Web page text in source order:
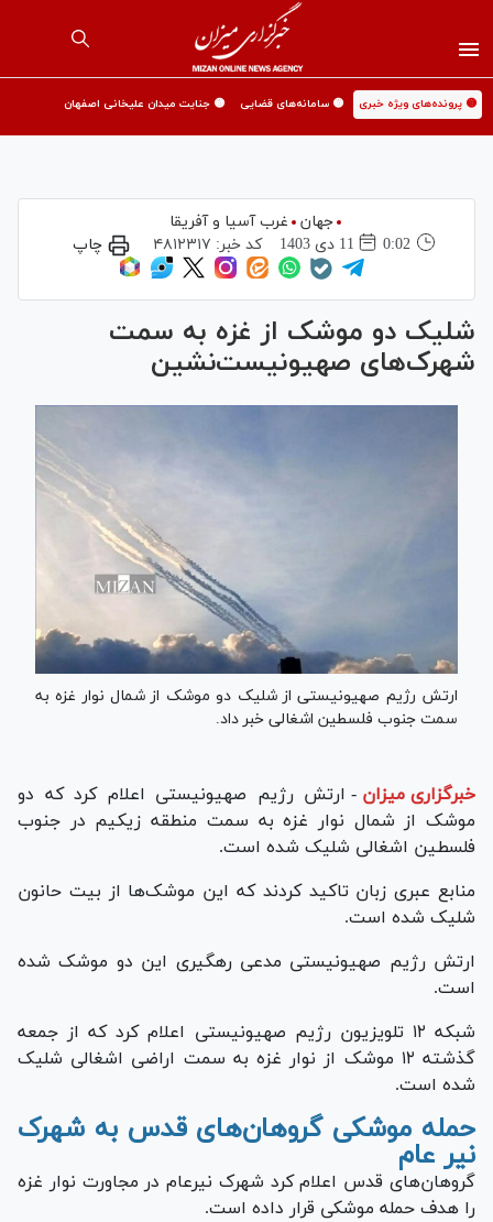
🟡 پرونده‌های ویژه خبری 🟡 سامانه‌های قضایی 🟡 جنایت میدان علیخانی اصفهان
جهان
غرب آسیا و آفریقا
0:02
11 دی 1403 کد خبر: ۴۸۱۲۳۱۷ چاپ
شلیک دو موشک از غزه به سمت
شهرک‌های صهیونیست‌نشین
ارتش رژیم صهیونیستی از شلیک دو موشک از شمال نوار غزه به
سمت جنوب فلسطین اشغالی خبر داد.
خبرگزاری میزان - ارتش رژیم صهیونیستی اعلام کرد که دو
موشک از شمال نوار غزه به سمت منطقه زیکیم در جنوب
فلسطین اشغالی شلیک شده است.
منابع عبری زبان تاکید کردند که این موشک‌ها از بیت حانون
شلیک شده است.
ارتش رژیم صهیونیستی مدعی رهگیری این دو موشک شده
است.
شبکه ۱۲ تلویزیون رژیم صهیونیستی اعلام کرد که از جمعه
گذشته ۱۲ موشک از نوار غزه به سمت اراضی اشغالی شلیک
شده است.
حمله موشکی گروهان‌های قدس به شهرک
نیر عام
گروهان‌های قدس اعلام کرد شهرک نیرعام در مجاورت نوار غزه
را هدف حمله موشکی قرار داده است.